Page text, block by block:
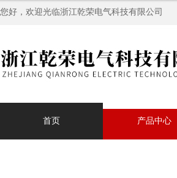
您好，欢迎光临浙江乾荣电气科技有限公司
首页 产品中心